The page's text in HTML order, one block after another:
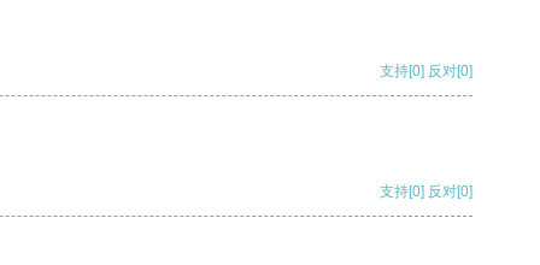
支持[0] 反对[0]
支持[0] 反对[0]